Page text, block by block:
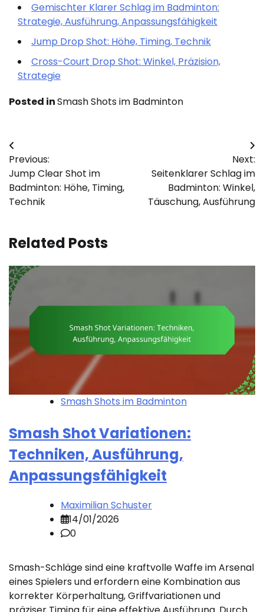
Gemischter Klarer Schlag im Badminton:
Strategie, Ausführung, Anpassungsfähigkeit
Jump Drop Shot: Höhe, Timing, Technik
Cross-Court Drop Shot: Winkel, Präzision,
Strategie
Posted inSmash Shots im Badminton
Post
navigation
Previous:
Jump Clear Shot im
Badminton: Höhe, Timing,
Technik
Next:
Seitenklarer Schlag im
Badminton: Winkel,
Täuschung, Ausführung
Related Posts
Smash Shots im Badminton
Smash Shot Variationen:
Techniken, Ausführung,
Anpassungsfähigkeit
Maximilian Schuster
14/01/2026
0
Smash-Schläge sind eine kraftvolle Waffe im Arsenal
eines Spielers und erfordern eine Kombination aus
korrekter Körperhaltung, Griffvariationen und